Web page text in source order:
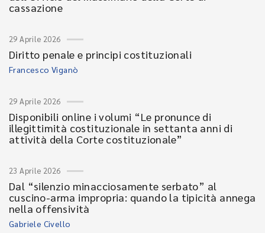
cassazione
29 Aprile 2026
Diritto penale e principi costituzionali
Francesco Viganò
29 Aprile 2026
Disponibili online i volumi “Le pronunce di
illegittimità costituzionale in settanta anni di
attività della Corte costituzionale”
23 Aprile 2026
Dal “silenzio minacciosamente serbato” al
cuscino-arma impropria: quando la tipicità annega
nella offensività
Gabriele Civello